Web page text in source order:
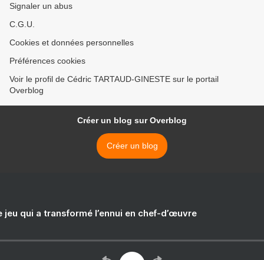
Signaler un abus
C.G.U.
Cookies et données personnelles
Préférences cookies
Voir le profil de Cédric TARTAUD-GINESTE sur le portail
Overblog
Créer un blog sur Overblog
Créer un blog
jeu qui a transformé l’ennui en chef-d’œuvre